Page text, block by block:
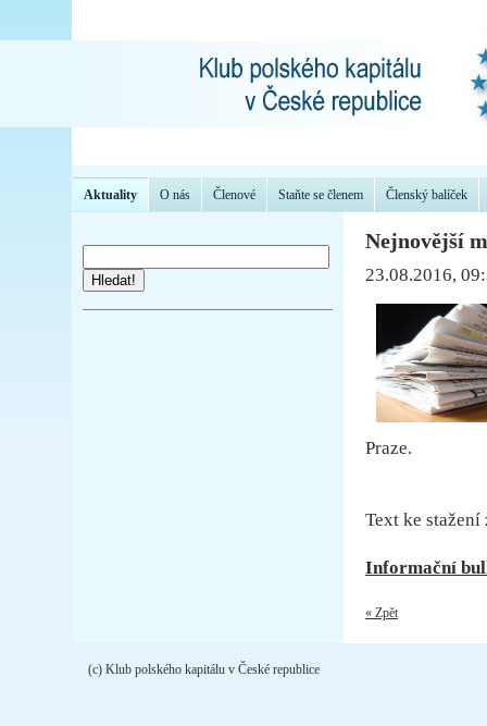
Aktuality O nás Členové Staňte se členem Členský balíček
Hledat!
Nejnovější
23.08.2016,
Praze.
Text ke stažení
Informační
« Zpět
(c) Klub polského kapitálu v České republice